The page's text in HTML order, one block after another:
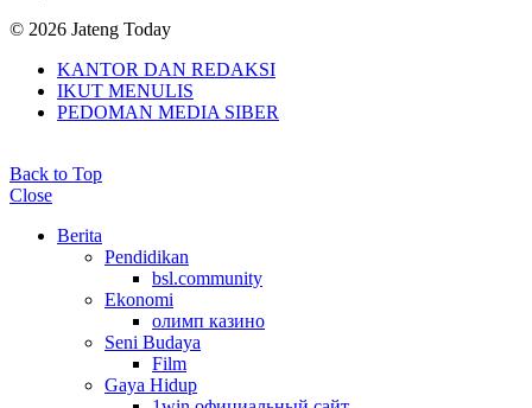
© 2026 Jateng Today
KANTOR DAN REDAKSI
IKUT MENULIS
PEDOMAN MEDIA SIBER
Back to Top
Close
Berita
Pendidikan
bsl.community
Ekonomi
олимп казино
Seni Budaya
Film
Gaya Hidup